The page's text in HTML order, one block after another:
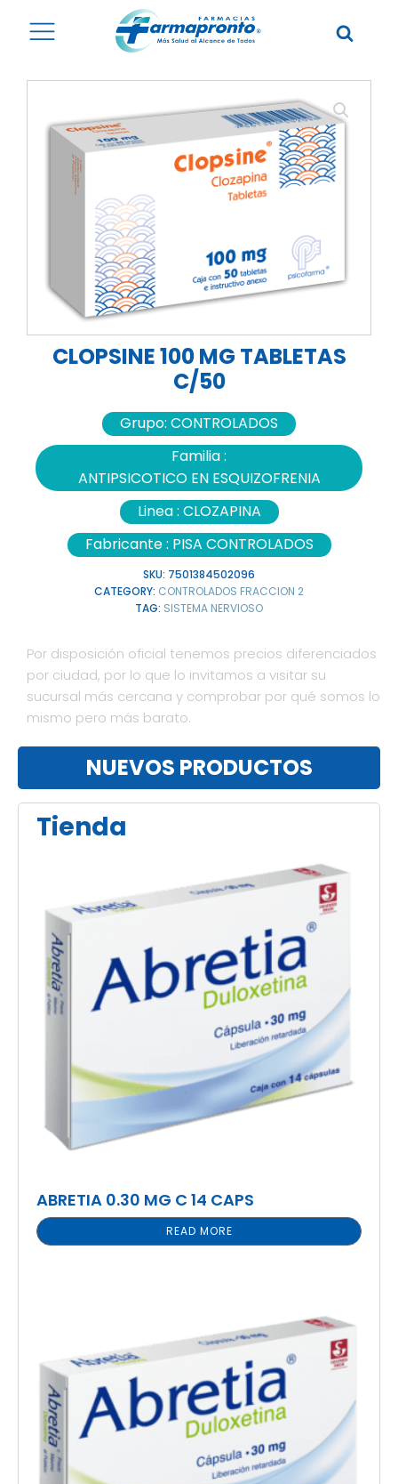
CLOPSINE 100 MG TABLETAS
C/50
Grupo: CONTROLADOS
Familia :
ANTIPSICOTICO EN ESQUIZOFRENIA
Linea : CLOZAPINA
Fabricante : PISA CONTROLADOS
SKU: 7501384502096
CATEGORY: CONTROLADOS FRACCION 2
TAG: SISTEMA NERVIOSO
Por disposición oficial tenemos precios diferenciados
por ciudad, por lo que lo invitamos a visitar su
sucursal más cercana y comprobar por qué somos lo
mismo pero más barato.
NUEVOS PRODUCTOS
Tienda
ABRETIA 0.30 MG C 14 CAPS
READ MORE